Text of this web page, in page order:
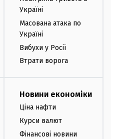
Україні
Масована атака по
Україні
Вибухи у Росії
Втрати ворога
Новини економіки
Ціна нафти
Курси валют
Фінансові новини